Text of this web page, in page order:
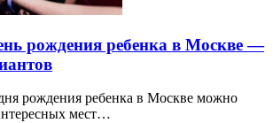
рождения ребенка в Москве —
рождения ребенка в Москве можно
мест…